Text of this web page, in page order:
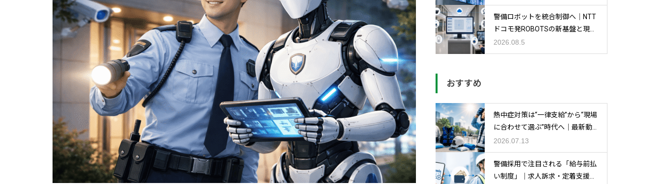
人手不足対策として注目される
ドローン警備｜補助金活用と導
入前に確認すべきポイント
厚生労働省推進「クールワーク
キャンペーン」で義務化された
3つの実務対応
【警備業務の入札とは？】初心
者向けに参加方法・流れ・注意
点を解説
セントラル警備保障×北海道ク
リーン・システム提携｜次世代
警備の実務インパクト
【開催レポート】初開催の「熱
中症対策展」に見た、警備現場
を守る2026年最新トレンド
警備員の熱中症対策2026｜「酷
暑日」時代に登場したWBGTセ
ンサー腕時計が夏発売
巡回警備のDX事例｜GPSとライ
ブ映像で変わる情報共有の仕組
みとは
警備会社向け求人サイト比較8
選【2026年版】施設警備・交通
誘導の採用に強い媒体を解説
警備員の面接辞退を防ぐ「通知
DX」｜Web面接SOKUMENの新
機能で歩留まり改善に期待
警備DXとは？SBX S1登場で変
わるAI・ロボット活用の実務ポ
イント
警備会社はなぜ給与だけでは採
用できないのか？第三の賃金と
いう考え方
警備会社の“電話対応地獄”を解
消 AI配置で業務3時間→30分
に短縮する「警備サイン」とは
若手警備員が定着・成長する職
場に共通する3つの習慣｜新年
度に見直したい人材育成の基本
キャリアアップしたい警備員の
ための「学び直し」入門ガイド
「今年こそ資格を取りたい！」
警備員が優先すべきおすすめ資
格5選【2026年版】
春採用後に増える新人警備員の
離職理由とは？現場ギャップの
正体
防犯設備士とは？施設警備で評
価・信頼・自信につながる資格
を徹底解説
警備員教育の見直しポイント10
選！1年を振り返って「教え
方」をアップデート
警備員の84％が「やりがいあ
り」それでも辞めない職場の条
件1位は給与ではなかった
【特集】警備会社に聞いた「労
務管理システムの利用実態202
5」認知・利用・満足度から見
える最新トレンド
警備業の採用競争が激化へ ア
ルバイト・パート平均時給、20
25年10月も上昇
熱中症対策「義務化」から3か
月…現場ではまだ対応に差
夏の警備バイト時給に変化あ
り？2025年7月度、三大都市圏
で平均1,327円・全国は1,216円
に
警備員が求めるシフトの特徴と
は？現場の声から見えてきた理
想の働き方
警備員の熱中症対策は“ファン付
き作業服だけ”では不十分？ヘル
メット内部温度を最大約6℃低
減する新装備を解説
猛暑の警備を守る新対策｜長時
間冷却ネックスリーブ導入で変
わる労災防止と現場運営
警備員の集中力を守る差し入れ
とは？現場環境別に解説する安
全対策
高齢警備員でも無理なく働け
る！揃えておきたいおすすめグ
ッズ
警備員に手袋は必須！白手袋の
意味と選び方・注意点を徹底解
説
なぜ今“春装備”を見直すのか？2
026年の警備会社向け判断ポイ
ント
シニア世代が活躍する警備の現
場。求められている理由とは？
10代でも働ける？警備業界で得
られる3つの成長
警備の安全を支える影の立役
者〜管制担当の仕事と1日のス
ケジュール〜
【初めての年末警備】安心して
乗り切るための5つのコツ～現
場で“焦らず・安全に・正し
く”動くために～
警備の当直・夜勤・24時間勤務
の違いとは？ メリット・デメリ
ットも比較
新人警備員の“報連相”入門！先
輩に信頼される伝え方の基本
警備ロボットを統合制御へ｜NTT
ドコモ発ROBOTSの新基盤と現場
活用の5つの観点
2026.08.5
おすすめ
熱中症対策は“一律支給”から“現場
に合わせて選ぶ”時代へ｜最新動
向から見る警備会社の備え
2026.07.13
警備採用で注目される「給与前払
い制度」｜求人訴求・定着支援に